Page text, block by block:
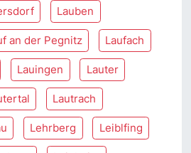
Lauben
an der Pegnitz Laufach
Lauingen Lauter
Lautrach
Lehrberg Leiblfing